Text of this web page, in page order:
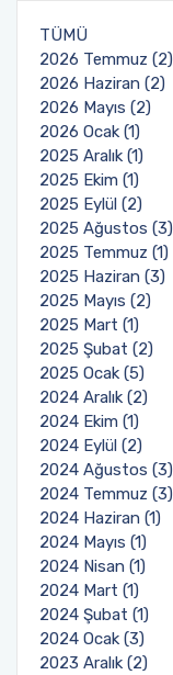
TÜMÜ
2026 Temmuz (2)
2026 Haziran (2)
2026 Mayıs (2)
2026 Ocak (1)
2025 Aralık (1)
2025 Ekim (1)
2025 Eylül (2)
2025 Ağustos (3)
2025 Temmuz (1)
2025 Haziran (3)
2025 Mayıs (2)
2025 Mart (1)
2025 Şubat (2)
2025 Ocak (5)
2024 Aralık (2)
2024 Ekim (1)
2024 Eylül (2)
2024 Ağustos (3)
2024 Temmuz (3)
2024 Haziran (1)
2024 Mayıs (1)
2024 Nisan (1)
2024 Mart (1)
2024 Şubat (1)
2024 Ocak (3)
2023 Aralık (2)
Komisyon ve Kurullar
Organizasyon
Acil Durum Ekipleri
Etik İlke ve
Basında Fakültemiz
Dekana Mesaj
Değerlendirme
Öğrenci Temsilciliği
Program Tanıtım
Ders Bilgi Paketleri
Müfredat
Yatay Geçiş
Değişim Programları
Yönetmelik ve
Diş Hekimliği
Öğrenci İletişim
Formlar
Danışman Gün ve
Hedefler
Hizmetiçi Eğitimler-
Süreç Risk
İstenmeyen Olay
Akdeniz
Sağlık Bakanlığı
Randevu Sistemi
Şikayet İstek ve
Anlaşmalı